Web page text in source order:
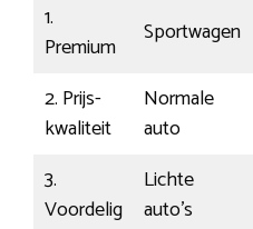
1.
Premium
Sportwagen
2. Prijs-
kwaliteit
Normale
auto
3.
Voordelig
Lichte
auto’s